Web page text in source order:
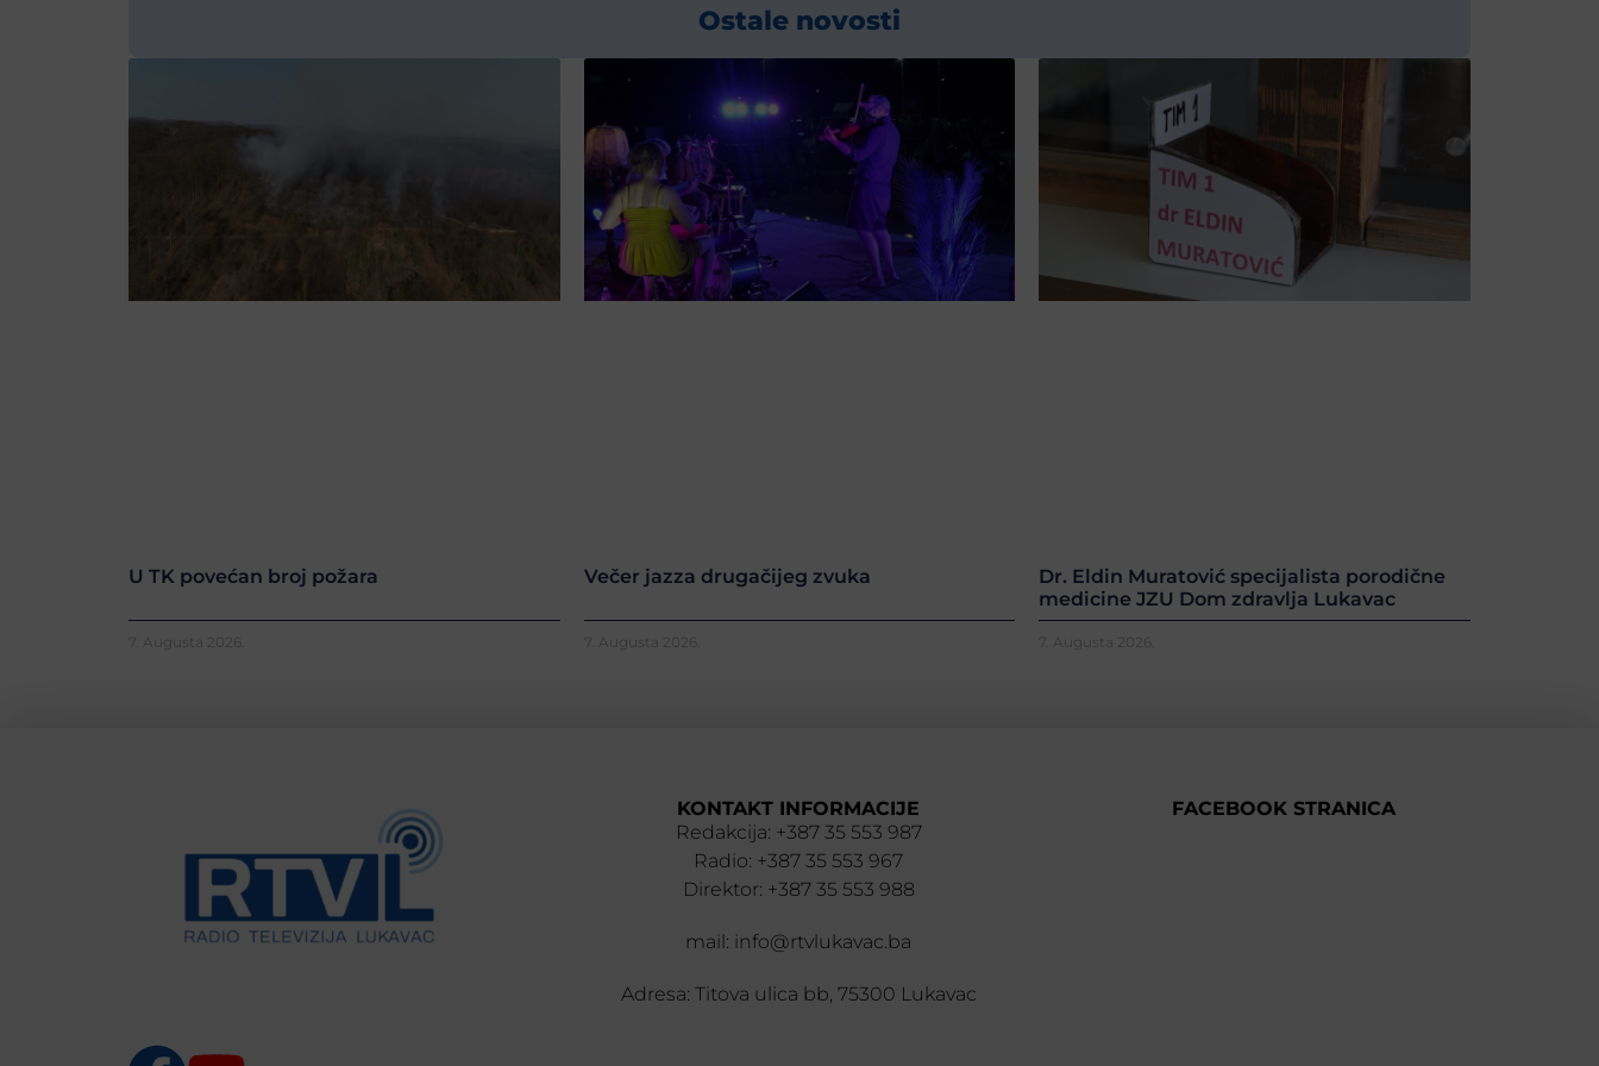
Ostale novosti
U TK povećan broj požara
7. Augusta 2026.
Večer jazza drugačijeg zvuka
7. Augusta 2026.
Dr. Eldin Muratović specijalista porodične
medicine JZU Dom zdravlja Lukavac
7. Augusta 2026.
KONTAKT INFORMACIJE
Redakcija: +387 35 553 987
Radio: +387 35 553 967
Direktor: +387 35 553 988
mail: info@rtvlukavac.ba
Adresa: Titova ulica bb, 75300 Lukavac
FACEBOOK STRANICA